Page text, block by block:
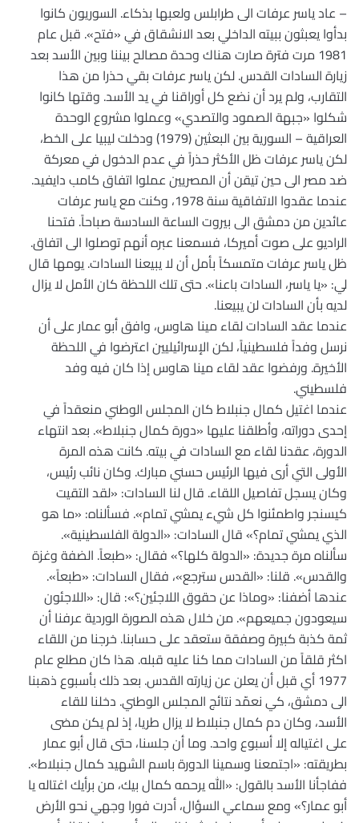
– عاد ياسر عرفات الى طرابلس ولعبها بذكاء. السوريون كانوا
بدأوا يعبثون ببيته الداخلي بعد الانشقاق في «فتح». قبل عام
1981 مرت فترة صارت هناك وحدة مصالح بيننا وبين الأسد بعد
زيارة السادات القدس. لكن ياسر عرفات بقي حذرا من هذا
التقارب، ولم يرد أن نضع كل أوراقنا في يد الأسد. وقتها كانوا
شكلوا «جبهة الصمود والتصدي» وعملوا مشروع الوحدة
العراقية – السورية بين البعثين (1979) ودخلت ليبيا على الخط،
لكن ياسر عرفات ظل الأكثر حذراً في عدم الدخول في معركة
ضد مصر الى حين تيقن أن المصريين عملوا اتفاق كامب دايفيد.
عندما عقدوا الاتفاقية سنة 1978، وكنت مع ياسر عرفات
عائدين من دمشق الى بيروت الساعة السادسة صباحاً. فتحنا
الراديو على صوت أميركا، فسمعنا عبره أنهم توصلوا الى اتفاق.
ظل ياسر عرفات متمسكاً بأمل أن لا يبيعنا السادات. يومها قال
لي: «يا ياسر، السادات باعنا». حتى تلك اللحظة كان الأمل لا يزال
لديه بأن السادات لن يبيعنا.
عندما عقد السادات لقاء مينا هاوس، وافق أبو عمار على أن
نرسل وفداً فلسطينياً، لكن الإسرائيليين اعترضوا في اللحظة
الأخيرة. ورفضوا عقد لقاء مينا هاوس إذا كان فيه وفد
فلسطيني.
عندما اغتيل كمال جنبلاط كان المجلس الوطني منعقداً في
إحدى دوراته، وأطلقنا عليها «دورة كمال جنبلاط». بعد انتهاء
الدورة، عقدنا لقاء مع السادات في بيته. كانت هذه المرة
الأولى التي أرى فيها الرئيس حسني مبارك. وكان نائب رئيس،
وكان يسجل تفاصيل اللقاء. قال لنا السادات: «لقد التقيت
كيسنجر واطمئنوا كل شيء يمشي تمام». فسألناه: «ما هو
الذي يمشي تمام؟» قال السادات: «الدولة الفلسطينية».
سألناه مرة جديدة: «الدولة كلها؟» فقال: «طبعاً. الضفة وغزة
والقدس». قلنا: «القدس سترجع»، فقال السادات: «طبعاً».
عندها أضفنا: «وماذا عن حقوق اللاجئين؟»: قال: «اللاجئون
سيعودون جميعهم». من خلال هذه الصورة الوردية عرفنا أن
ثمة كذبة كبيرة وصفقة ستعقد على حسابنا. خرجنا من اللقاء
اكثر قلقاً من السادات مما كنا عليه قبله. هذا كان مطلع عام
1977 أي قبل أن يعلن عن زيارته القدس. بعد ذلك بأسبوع ذهبنا
الى دمشق، كي نعمّد نتائج المجلس الوطني. دخلنا للقاء
الأسد، وكان دم كمال جنبلاط لا يزال طريا، إذ لم يكن مضى
على اغتياله إلا أسبوع واحد. وما أن جلسنا، حتى قال أبو عمار
بطريقته: «اجتمعنا وسمينا الدورة باسم الشهيد كمال جنبلاط».
ففاجأنا الأسد بالقول: «الله يرحمه كمال بيك، من برأيك اغتاله يا
أبو عمار؟» ومع سماعي السؤال، أدرت فورا وجهي نحو الأرض